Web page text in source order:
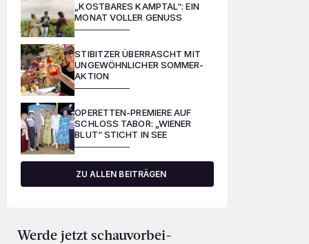
„KOSTBARES KAMPTAL“: EIN
MONAT VOLLER GENUSS
STIBITZER ÜBERRASCHT MIT
UNGEWÖHNLICHER SOMMER-
AKTION
OPERETTEN-PREMIERE AUF
SCHLOSS TABOR: „WIENER
BLUT“ STICHT IN SEE
ZU ALLEN BEITRÄGEN
Werde jetzt schauvorbei-